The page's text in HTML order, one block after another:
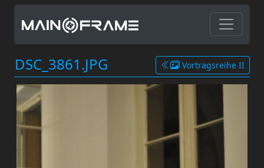
DSC_3861.JPG Vortragsreihe II